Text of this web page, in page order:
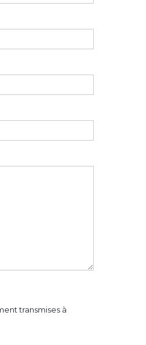
transmises à